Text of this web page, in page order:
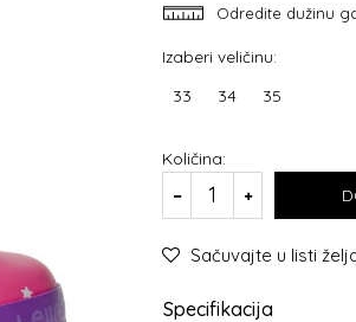
Odredite dužinu
Izaberi veličinu:
33 34 35
Količina:
Sačuvajte u listi
Specifikacija